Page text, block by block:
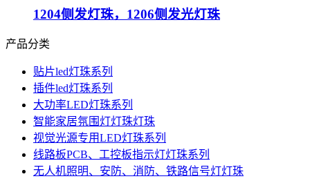
1204侧发灯珠，1206侧发光灯珠
产品分类
贴片led灯珠系列
插件led灯珠系列
大功率LED灯珠系列
智能家居氛围灯灯珠灯珠
视觉光源专用LED灯珠系列
线路板PCB、工控板指示灯灯珠系列
无人机照明、安防、消防、铁路信号灯灯珠